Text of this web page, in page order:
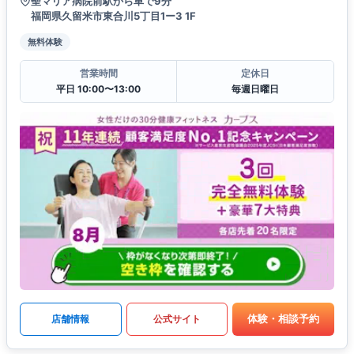
福岡県久留米市東合川5丁目1ー3 1F
無料体験
営業時間
平日 10:00〜13:00
定休日
毎週日曜日
店舗情報 公式サイト 体験・相談予約